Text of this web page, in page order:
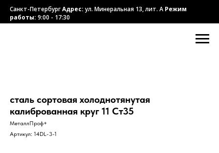
Санкт-ПетербургАдрес:ул. Минеральная 13, лит. А Режим
работы: 9:00 - 17:30
сталь сортовая холоднотянутая
калиброванная круг 11 Ст35
МеталлПроф+
Артикул: 14DL-3-1